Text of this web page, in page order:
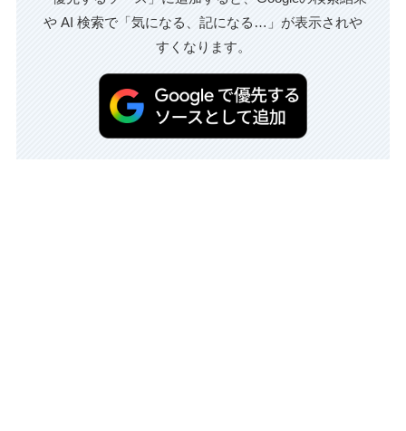
や AI 検索で「気になる、記になる…」が表示されや
すくなります。